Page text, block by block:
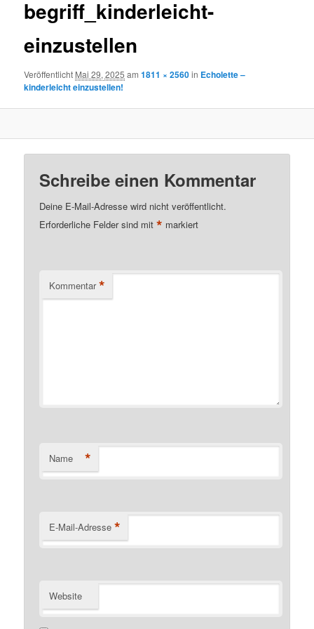
begriff_kinderleicht-
einzustellen
Veröffentlicht Mai 29, 2025 am1811 × 2560in Echolette –
kinderleicht einzustellen!
Schreibe einen Kommentar
Deine E-Mail-Adresse wird nicht veröffentlicht.
Erforderliche Felder sind mit* markiert
Kommentar *
Name *
E-Mail-Adresse *
Website